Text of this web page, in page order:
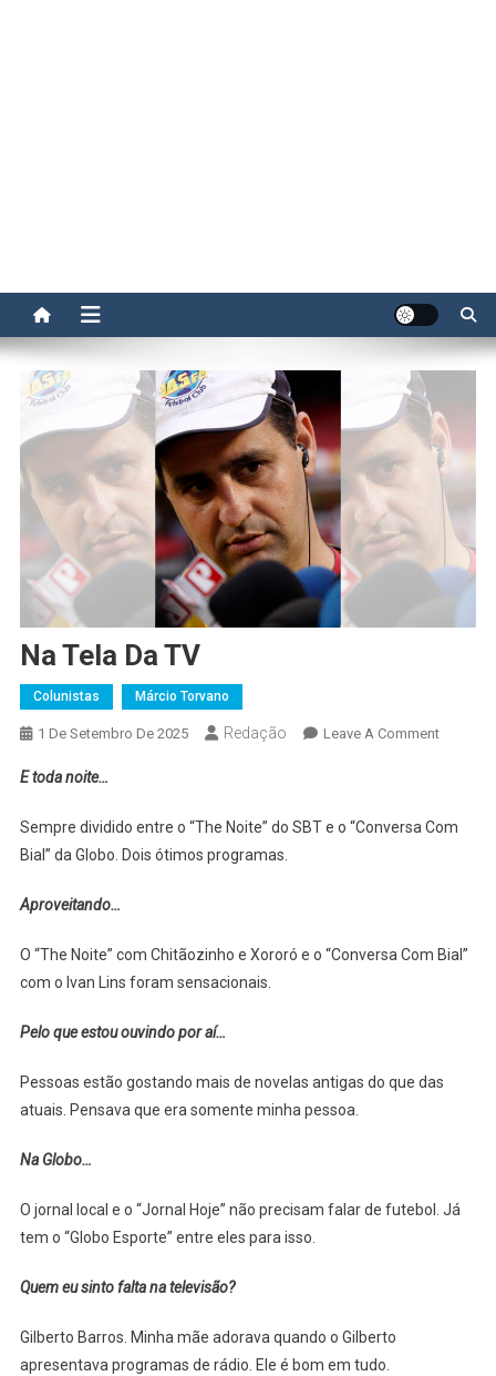
Na Tela Da TV
Colunistas Márcio Torvano
1 De Setembro De 2025 Redação Leave A CommentOn
TV
E toda noite…
Sempre dividido entre o “The Noite” do SBT e o “Conversa Com
Bial” da Globo. Dois ótimos programas.
Aproveitando…
O “The Noite” com Chitãozinho e Xororó e o “Conversa Com Bial”
com o Ivan Lins foram sensacionais.
Pelo que estou ouvindo por aí…
Pessoas estão gostando mais de novelas antigas do que das
atuais. Pensava que era somente minha pessoa.
Na Globo…
O jornal local e o “Jornal Hoje” não precisam falar de futebol. Já
tem o “Globo Esporte” entre eles para isso.
Quem eu sinto falta na televisão?
Gilberto Barros. Minha mãe adorava quando o Gilberto
apresentava programas de rádio. Ele é bom em tudo.